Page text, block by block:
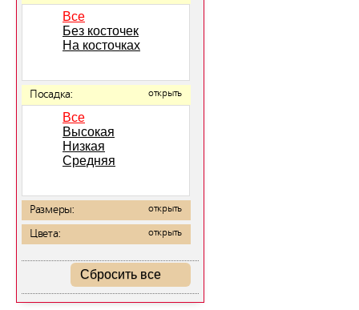
Все
Без косточек
На косточках
Посадка: открыть
Все
Высокая
Низкая
Средняя
Размеры: открыть
Цвета: открыть
Сбросить все